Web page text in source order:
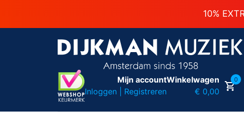
10%
Mijn account
Inloggen | Registreren
Winkelwagen
€ 0,00
0